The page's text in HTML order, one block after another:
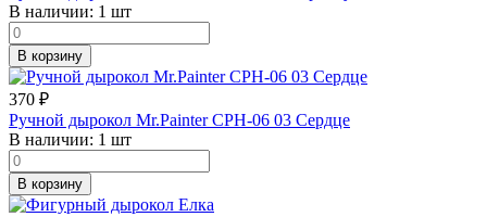
В наличии: 1 шт
В корзину
370 ₽
Ручной дырокол Mr.Painter CPH-06 03 Сердце
В наличии: 1 шт
В корзину